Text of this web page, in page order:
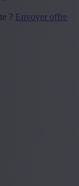
? Envoyer offre